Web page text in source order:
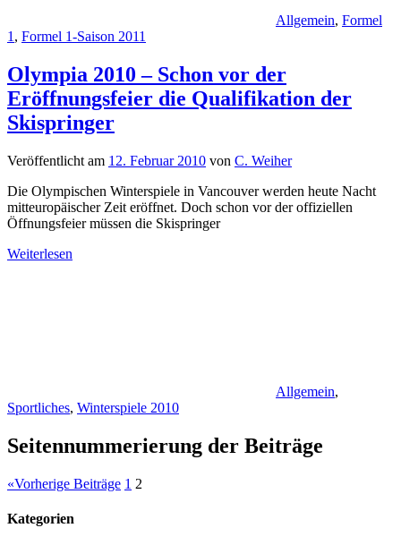
Allgemein, Formel
1 , Formel 1-Saison 2011
Olympia 2010 – Schon vor der
Eröffnungsfeier die Qualifikation der
Skispringer
Veröffentlicht am 12. Februar 2010 von C. Weiher
Die Olympischen Winterspiele in Vancouver werden heute Nacht
mitteuropäischer Zeit eröffnet. Doch schon vor der offiziellen
Öffnungsfeier müssen die Skispringer
Weiterlesen
Allgemein,
Sportliches, Winterspiele 2010
Seitennummerierung der Beiträge
«Vorherige Beiträge 1 2
Kategorien